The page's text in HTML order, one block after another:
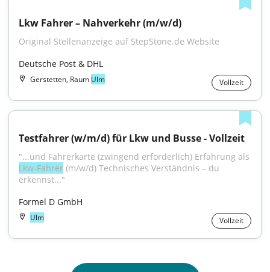
Lkw Fahrer – Nahverkehr (m/w/d)
Original Stellenanzeige auf StepStone.de Website
Deutsche Post & DHL
Gerstetten, Raum Ulm Vollzeit
Testfahrer (w/m/d) für Lkw und Busse - Vollzeit
Lkw-Fahrer (m/w/d) Technisches Verständnis – du
erkennst..."
Formel D GmbH
Ulm Vollzeit